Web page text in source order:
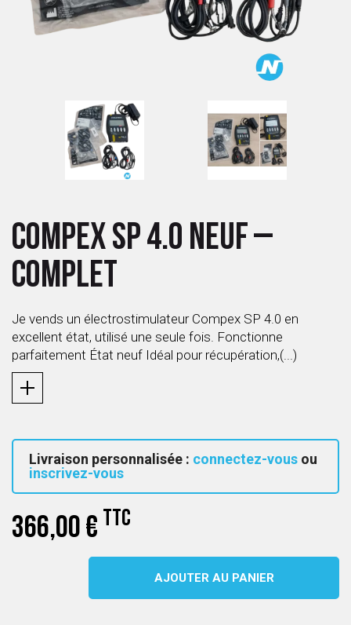
COMPEX SP 4.0 NEUF –
COMPLET
Je vends un électrostimulateur Compex SP 4.0 en
excellent état, utilisé une seule fois. Fonctionne
parfaitement État neuf Idéal pour récupération,(...)
Livraison personnalisée : connectez-vous ou
inscrivez-vous
366,00 € TTC
AJOUTER AU PANIER